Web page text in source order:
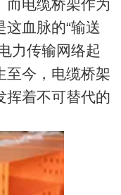
而电缆桥架作为
血脉的“输送
力传输网络起
至今，电缆桥架
挥着不可替代的